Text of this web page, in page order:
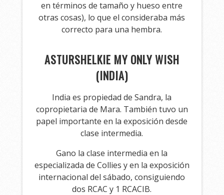
en términos de tamaño y hueso entre
otras cosas), lo que el consideraba más
correcto para una hembra.
ASTURSHELKIE MY ONLY WISH
(INDIA)
India es propiedad de Sandra, la
copropietaria de Mara. También tuvo un
papel importante en la exposición desde
clase intermedia.
Gano la clase intermedia en la
especializada de Collies y en la exposición
internacional del sábado, consiguiendo
dos RCAC y 1 RCACIB.